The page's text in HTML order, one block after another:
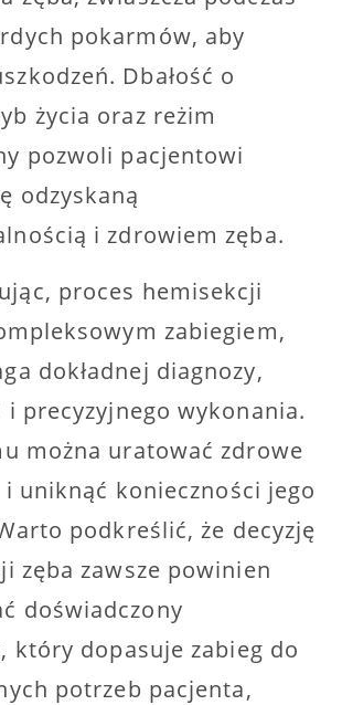
pokarmów, aby
Dbałość o
życia oraz reżim
pozwoli pacjentowi
odzyskaną
i zdrowiem zęba.
proces hemisekcji
zabiegiem,
dokładnej diagnozy,
precyzyjnego wykonania.
można uratować zdrowe
i uniknąć konieczności jego
podkreślić, że decyzję
zęba zawsze powinien
doświadczony
który dopasuje zabieg do
potrzeb pacjenta,